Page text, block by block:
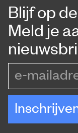
Blijf op
Meld je